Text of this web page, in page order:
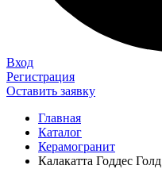
Вход
Регистрация
Оставить заявку
Главная
Каталог
Керамогранит
Калакатта Годдес Голд